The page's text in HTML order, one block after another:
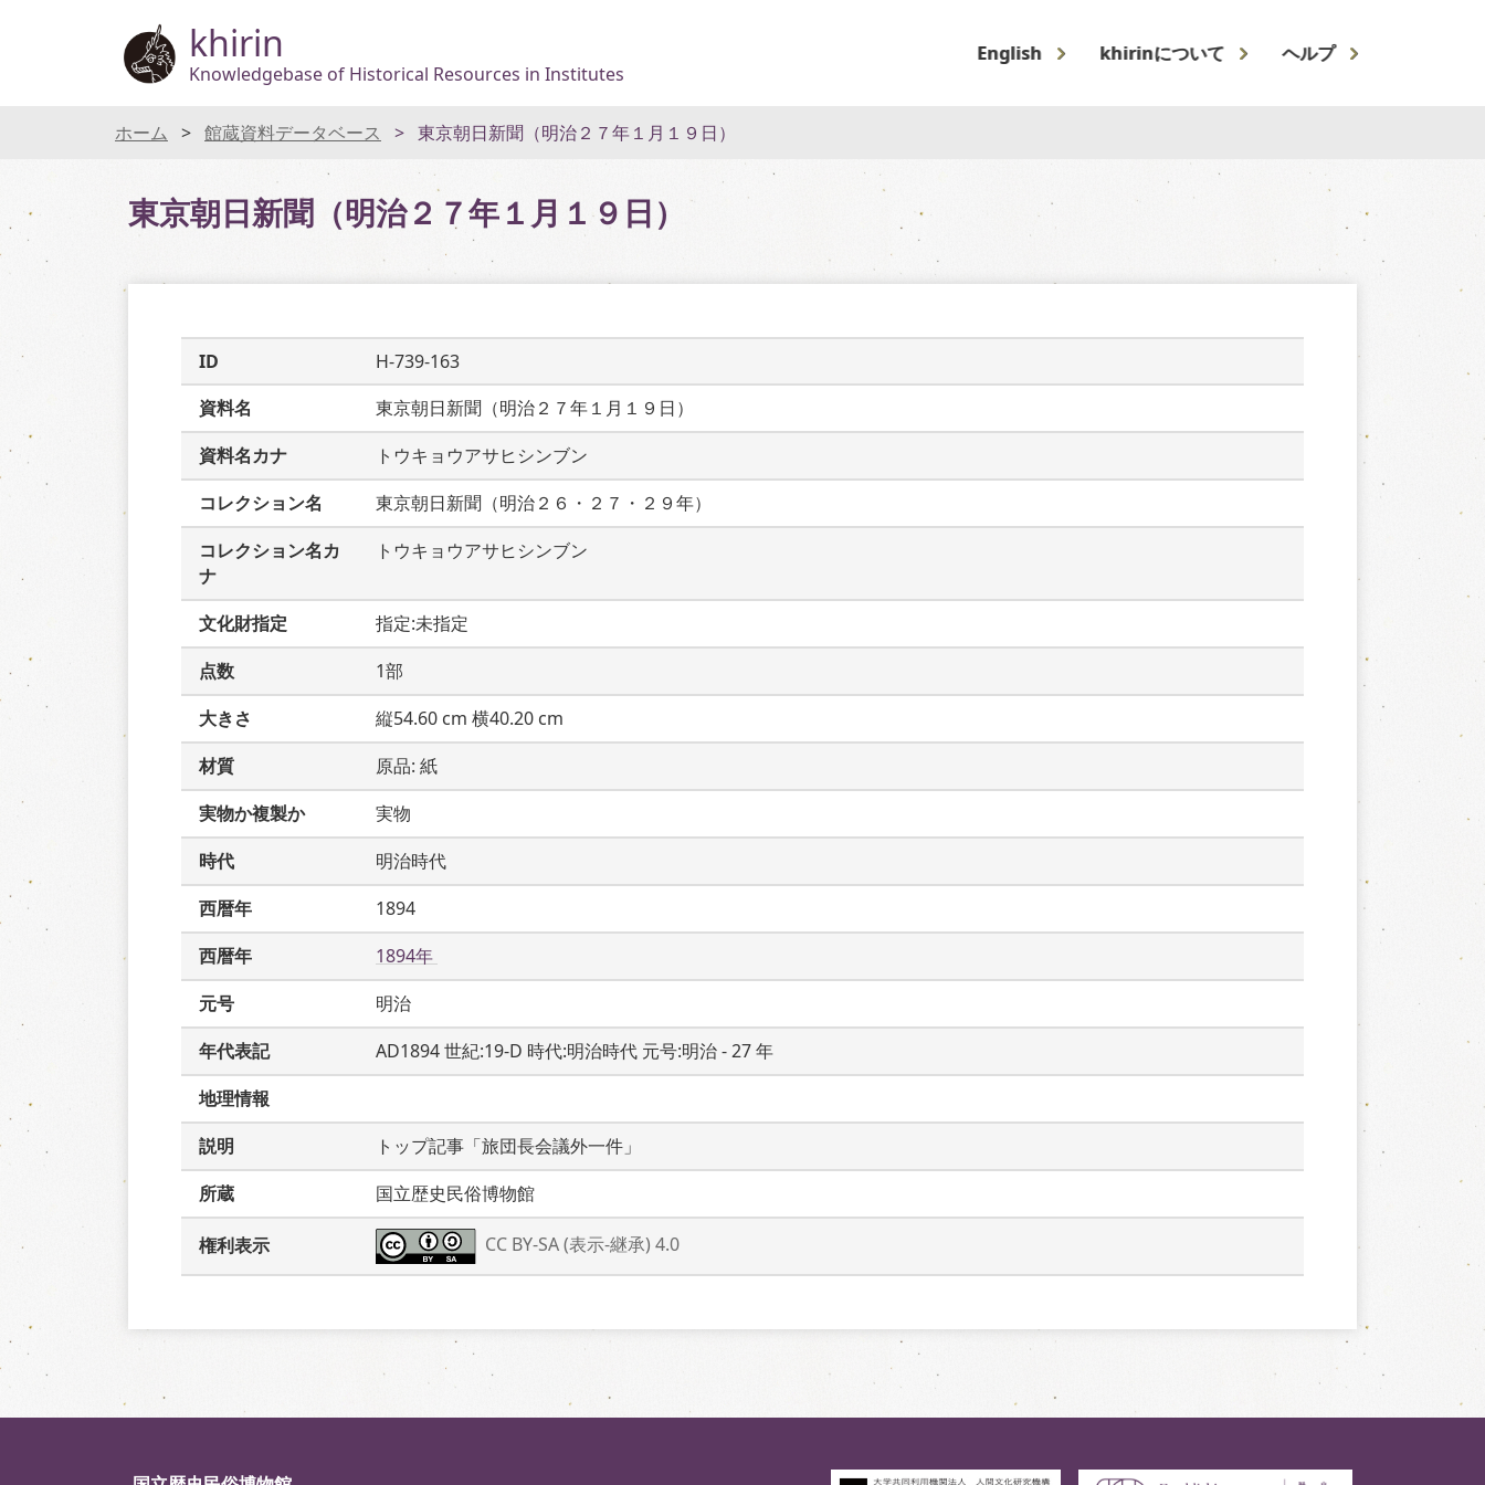
khirin
Knowledgebase of Historical Resources in Institutes
English khirinについて ヘルプ
ホーム 館蔵資料データベース 東京朝日新聞（明治２７年１月１９日）
東京朝日新聞（明治２７年１月１９日）
ID
H-739-163
資料名
東京朝日新聞（明治２７年１月１９日）
資料名カナ
トウキョウアサヒシンブン
コレクション名
東京朝日新聞（明治２６・２７・２９年）
コレクション名カ
ナ
トウキョウアサヒシンブン
文化財指定
指定:未指定
点数
1部
大きさ
縦54.60 cm 横40.20 cm
材質
原品: 紙
実物か複製か
実物
時代
明治時代
西暦年
1894
西暦年
1894年
元号
明治
年代表記
AD1894 世紀:19-D 時代:明治時代 元号:明治 - 27 年
地理情報
説明
トップ記事「旅団長会議外一件」
所蔵
国立歴史民俗博物館
権利表示 CC BY-SA (表示-継承) 4.0